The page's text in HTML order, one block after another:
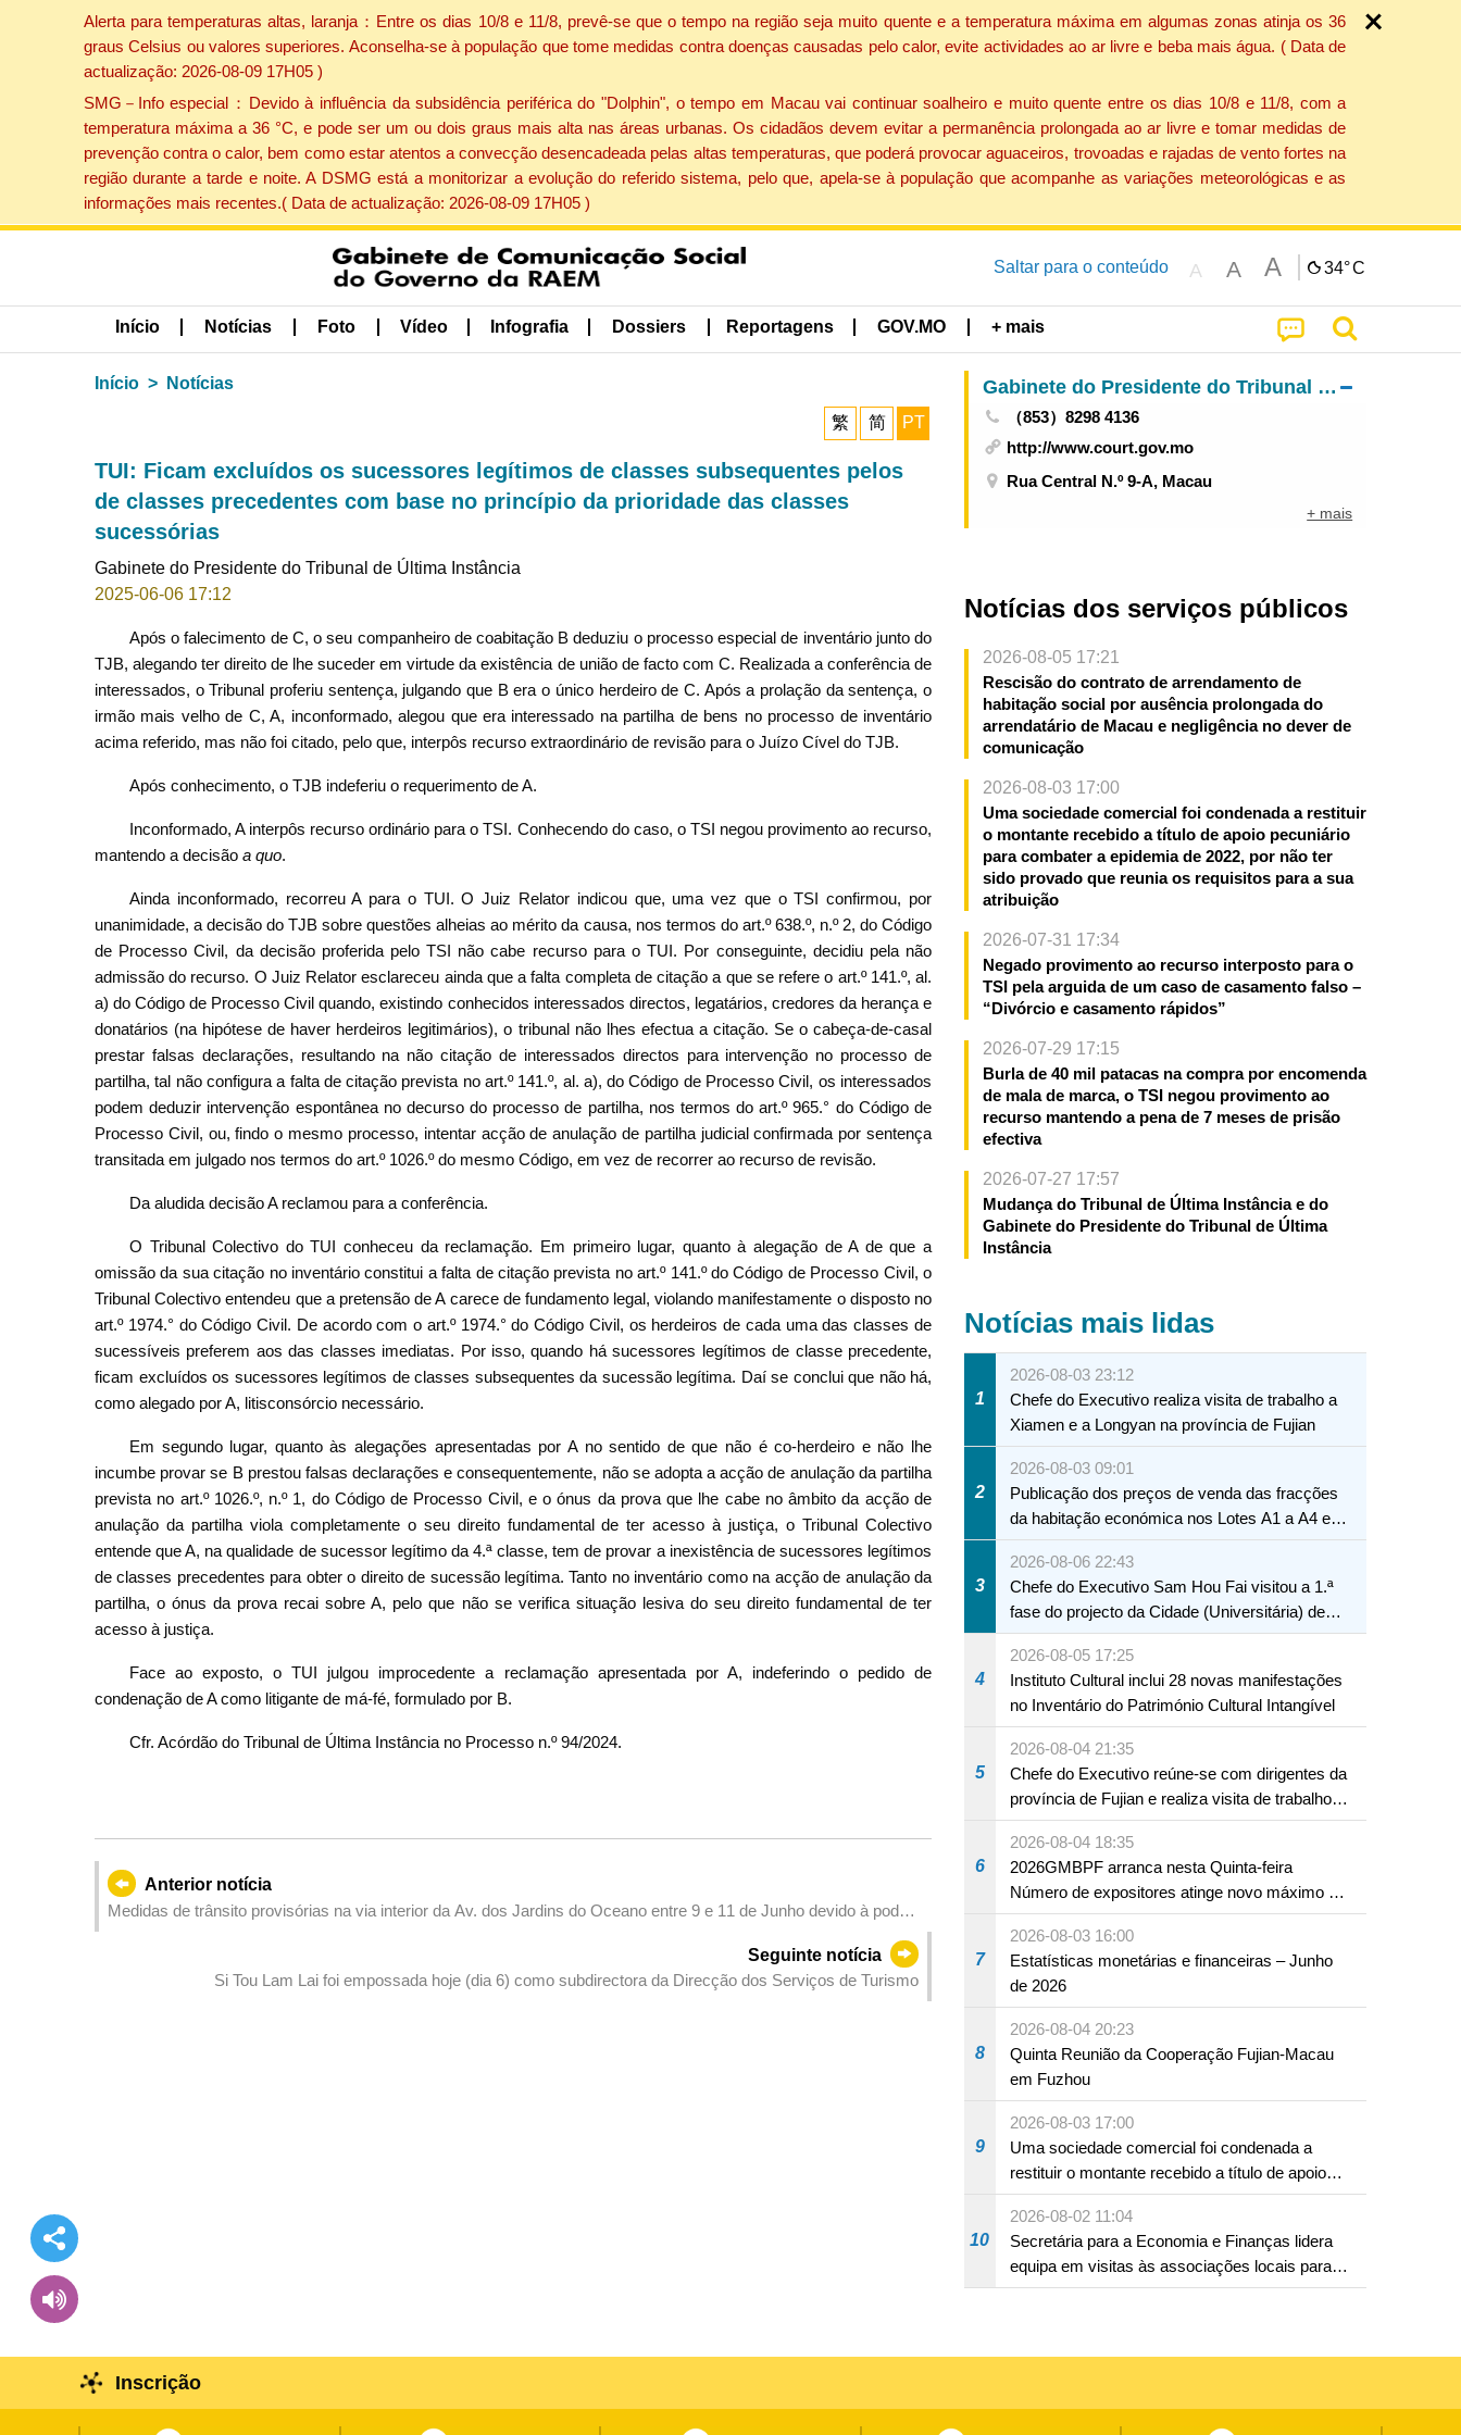
Alerta para temperaturas altas, laranja：Entre os dias 10/8 e 11/8, prevê-se que o tempo na região seja muito quente e a temperatura máxima em algumas zonas atinja os 36
graus Celsius ou valores superiores. Aconselha-se à população que tome medidas contra doenças causadas pelo calor, evite actividades ao ar livre e beba mais água. ( Data de
actualização: 2026-08-09 17H05 )
SMG－Info especial：Devido à influência da subsidência periférica do "Dolphin", o tempo em Macau vai continuar soalheiro e muito quente entre os dias 10/8 e 11/8, com a
temperatura máxima a 36 °C, e pode ser um ou dois graus mais alta nas áreas urbanas. Os cidadãos devem evitar a permanência prolongada ao ar livre e tomar medidas de
prevenção contra o calor, bem como estar atentos a convecção desencadeada pelas altas temperaturas, que poderá provocar aguaceiros, trovoadas e rajadas de vento fortes na
região durante a tarde e noite. A DSMG está a monitorizar a evolução do referido sistema, pelo que, apela-se à população que acompanhe as variações meteorológicas e as
informações mais recentes.( Data de actualização: 2026-08-09 17H05 )
Saltar para o conteúdo A A A 34°C
Início Notícias Foto Vídeo Infografia Dossiers Reportagens GOV.MO + mais
Início Notícias
繁 简 PT
TUI: Ficam excluídos os sucessores legítimos de classes subsequentes pelos
de classes precedentes com base no princípio da prioridade das classes
sucessórias
Gabinete do Presidente do Tribunal de Última Instância
2025-06-06 17:12
Após o falecimento de C, o seu companheiro de coabitação B deduziu o processo especial de inventário junto do
TJB, alegando ter direito de lhe suceder em virtude da existência de união de facto com C. Realizada a conferência de
interessados, o Tribunal proferiu sentença, julgando que B era o único herdeiro de C. Após a prolação da sentença, o
irmão mais velho de C, A, inconformado, alegou que era interessado na partilha de bens no processo de inventário
acima referido, mas não foi citado, pelo que, interpôs recurso extraordinário de revisão para o Juízo Cível do TJB.
Após conhecimento, o TJB indeferiu o requerimento de A.
Inconformado, A interpôs recurso ordinário para o TSI. Conhecendo do caso, o TSI negou provimento ao recurso,
mantendo a decisão a quo.
Ainda inconformado, recorreu A para o TUI. O Juiz Relator indicou que, uma vez que o TSI confirmou, por
unanimidade, a decisão do TJB sobre questões alheias ao mérito da causa, nos termos do art.º 638.º, n.º 2, do Código
de Processo Civil, da decisão proferida pelo TSI não cabe recurso para o TUI. Por conseguinte, decidiu pela não
admissão do recurso. O Juiz Relator esclareceu ainda que a falta completa de citação a que se refere o art.º 141.º, al.
a) do Código de Processo Civil quando, existindo conhecidos interessados directos, legatários, credores da herança e
donatários (na hipótese de haver herdeiros legitimários), o tribunal não lhes efectua a citação. Se o cabeça-de-casal
prestar falsas declarações, resultando na não citação de interessados directos para intervenção no processo de
partilha, tal não configura a falta de citação prevista no art.º 141.º, al. a), do Código de Processo Civil, os interessados
podem deduzir intervenção espontânea no decurso do processo de partilha, nos termos do art.º 965.° do Código de
Processo Civil, ou, findo o mesmo processo, intentar acção de anulação de partilha judicial confirmada por sentença
transitada em julgado nos termos do art.º 1026.º do mesmo Código, em vez de recorrer ao recurso de revisão.
Da aludida decisão A reclamou para a conferência.
O Tribunal Colectivo do TUI conheceu da reclamação. Em primeiro lugar, quanto à alegação de A de que a
omissão da sua citação no inventário constitui a falta de citação prevista no art.º 141.º do Código de Processo Civil, o
Tribunal Colectivo entendeu que a pretensão de A carece de fundamento legal, violando manifestamente o disposto no
art.º 1974.° do Código Civil. De acordo com o art.º 1974.° do Código Civil, os herdeiros de cada uma das classes de
sucessíveis preferem aos das classes imediatas. Por isso, quando há sucessores legítimos de classe precedente,
ficam excluídos os sucessores legítimos de classes subsequentes da sucessão legítima. Daí se conclui que não há,
como alegado por A, litisconsórcio necessário.
Em segundo lugar, quanto às alegações apresentadas por A no sentido de que não é co-herdeiro e não lhe
incumbe provar se B prestou falsas declarações e consequentemente, não se adopta a acção de anulação da partilha
prevista no art.º 1026.º, n.º 1, do Código de Processo Civil, e o ónus da prova que lhe cabe no âmbito da acção de
anulação da partilha viola completamente o seu direito fundamental de ter acesso à justiça, o Tribunal Colectivo
entende que A, na qualidade de sucessor legítimo da 4.ª classe, tem de provar a inexistência de sucessores legítimos
de classes precedentes para obter o direito de sucessão legítima. Tanto no inventário como na acção de anulação da
partilha, o ónus da prova recai sobre A, pelo que não se verifica situação lesiva do seu direito fundamental de ter
acesso à justiça.
Face ao exposto, o TUI julgou improcedente a reclamação apresentada por A, indeferindo o pedido de
condenação de A como litigante de má-fé, formulado por B.
Cfr. Acórdão do Tribunal de Última Instância no Processo n.º 94/2024.
Anterior notícia
Medidas de trânsito provisórias na via interior da Av. dos Jardins do Oceano entre 9 e 11 de Junho devido à poda e
Seguinte notícia
Si Tou Lam Lai foi empossada hoje (dia 6) como subdirectora da Direcção dos Serviços de Turismo
Gabinete do Presidente do Tribunal de Última Instância
（853）8298 4136
http://www.court.gov.mo
Rua Central N.º 9-A, Macau
+ mais
Notícias dos serviços públicos
2026-08-05 17:21
Rescisão do contrato de arrendamento de
habitação social por ausência prolongada do
arrendatário de Macau e negligência no dever de
comunicação
2026-08-03 17:00
Uma sociedade comercial foi condenada a restituir
o montante recebido a título de apoio pecuniário
para combater a epidemia de 2022, por não ter
sido provado que reunia os requisitos para a sua
atribuição
2026-07-31 17:34
Negado provimento ao recurso interposto para o
TSI pela arguida de um caso de casamento falso –
“Divórcio e casamento rápidos”
2026-07-29 17:15
Burla de 40 mil patacas na compra por encomenda
de mala de marca, o TSI negou provimento ao
recurso mantendo a pena de 7 meses de prisão
efectiva
2026-07-27 17:57
Mudança do Tribunal de Última Instância e do
Gabinete do Presidente do Tribunal de Última
Instância
Notícias mais lidas
1
2026-08-03 23:12
Chefe do Executivo realiza visita de trabalho a
Xiamen e a Longyan na província de Fujian
2
2026-08-03 09:01
Publicação dos preços de venda das fracções
da habitação económica nos Lotes A1 a A4 e
A12 da Zona A dos Novos Aterros
3
2026-08-06 22:43
Chefe do Executivo Sam Hou Fai visitou a 1.ª
fase do projecto da Cidade (Universitária) de
Educação Internacional de Macau e Hengqin
4
2026-08-05 17:25
Instituto Cultural inclui 28 novas manifestações
no Inventário do Património Cultural Intangível
5
2026-08-04 21:35
Chefe do Executivo reúne-se com dirigentes da
província de Fujian e realiza visita de trabalho
em Fuzhou
6
2026-08-04 18:35
2026GMBPF arranca nesta Quinta-feira
Número de expositores atinge novo máximo em
18 anos
7
2026-08-03 16:00
Estatísticas monetárias e financeiras – Junho
de 2026
8
2026-08-04 20:23
Quinta Reunião da Cooperação Fujian-Macau
em Fuzhou
9
2026-08-03 17:00
Uma sociedade comercial foi condenada a
restituir o montante recebido a título de apoio
pecuniário para combater a epidemia de 2022,
por não ter sido provado que reunia os
requisitos para a sua atribuição
10
2026-08-02 11:04
Secretária para a Economia e Finanças lidera
equipa em visitas às associações locais para
consolidar consensos e promover os trabalhos
Inscrição